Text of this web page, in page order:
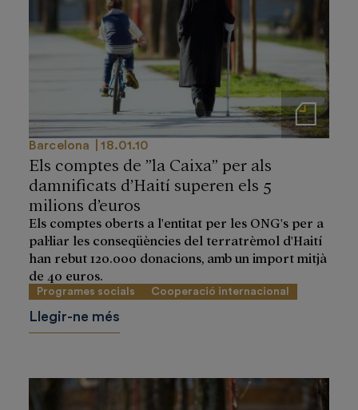
Notas de prensa
Barcelona 18.01.10
Els comptes de ”la Caixa” per als
damnificats d’Haití superen els 5
milions d’euros
Els comptes oberts a l'entitat per les ONG's per a
pal·liar les conseqüències del terratrèmol d'Haití
han rebut 120.000 donacions, amb un import mitjà
de 40 euros.
Programes socials Cooperació internacional
Llegir-ne més